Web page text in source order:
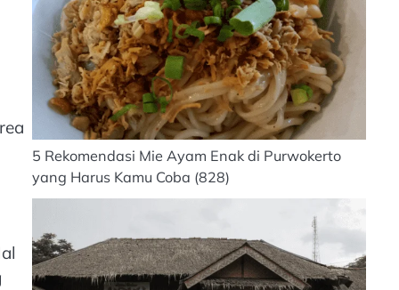
5 Rekomendasi Mie Ayam Enak di Purwokerto
yang Harus Kamu Coba (828)